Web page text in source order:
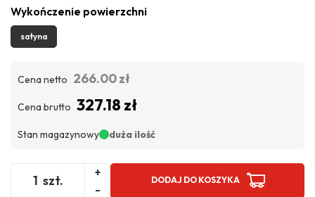
Wykończenie powierzchni
satyna
Cena netto 266.00 zł
Cena brutto 327.18 zł
Stan magazynowy duża ilość
szt.
+
-
DODAJ DO KOSZYKA